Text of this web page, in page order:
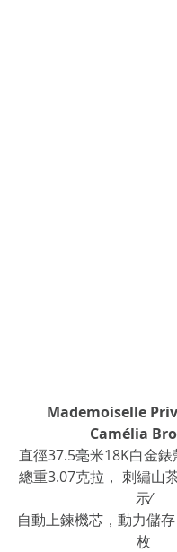
Mademoiselle
Camélia
直徑37.5毫米18K白金
總重3.07克拉， 刺繡山
示∕
自動上鍊機芯，動力儲
枚